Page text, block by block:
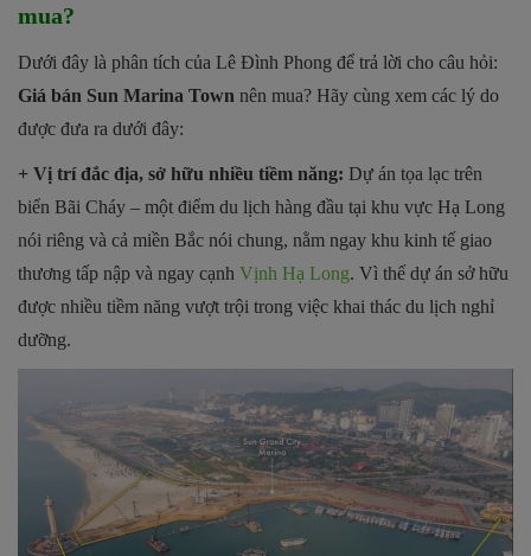
mua?
Dưới đây là phân tích của Lê Đình Phong để trả lời cho câu hỏi:
Giá bán Sun Marina Town nên mua? Hãy cùng xem các lý do
được đưa ra dưới đây:
+ Vị trí đắc địa, sở hữu nhiều tiềm năng: Dự án tọa lạc trên
biển Bãi Cháy – một điểm du lịch hàng đầu tại khu vực Hạ Long
nói riêng và cả miền Bắc nói chung, nằm ngay khu kinh tế giao
thương tấp nập và ngay cạnh Vịnh Hạ Long. Vì thế dự án sở hữu
được nhiều tiềm năng vượt trội trong việc khai thác du lịch nghỉ
dưỡng.